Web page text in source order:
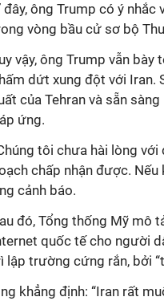
đây, ông Trump có ý nhắc
vòng bầu cử sơ bộ
vậy, ông Trump vẫn
dứt xung đột với Iran.
của Tehran và sẵn
ứng.
tôi chưa hài lòng
chấp nhận được.
cảnh báo.
đó, Tổng thống Mỹ mô
quốc tế cho người
lập trường cứng rắn, bởi
khẳng định: “Iran rất